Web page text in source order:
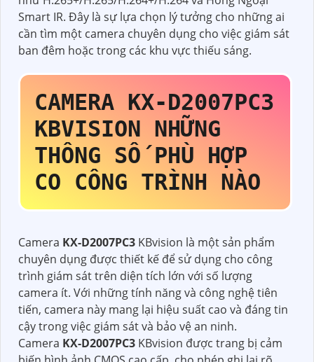
Smart IR. Đây là sự lựa chọn lý tưởng cho những ai
cần tìm một camera chuyên dụng cho việc giám sát
ban đêm hoặc trong các khu vực thiếu sáng.
CAMERA KX-D2007PC3
KBVISION NHỮNG
THÔNG SỐ PHÙ HỢP
CO CÔNG TRÌNH NÀO
Camera KX-D2007PC3 KBvision là một sản phẩm
chuyên dụng được thiết kế để sử dụng cho công
trình giám sát trên diện tích lớn với số lượng
camera ít. Với những tính năng và công nghệ tiên
tiến, camera này mang lại hiệu suất cao và đáng tin
cậy trong việc giám sát và bảo vệ an ninh.
Camera KX-D2007PC3 KBvision được trang bị cảm